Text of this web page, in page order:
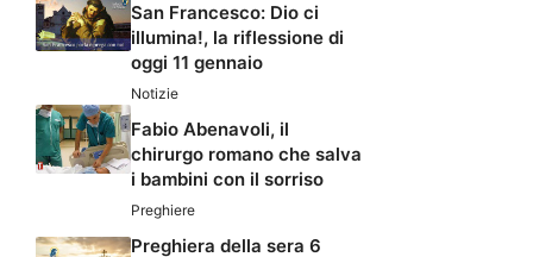
San Francesco: Dio ci
illumina!, la riflessione di
oggi 11 gennaio
Notizie
Fabio Abenavoli, il
chirurgo romano che salva
i bambini con il sorriso
Preghiere
Preghiera della sera 6